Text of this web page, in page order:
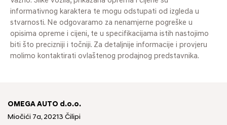
informativnog karaktera te mogu odstupati od izgleda u
stvarnosti. Ne odgovaramo za nenamjerne pogreške u
opisima opreme i cijeni, te u specifikacijama istih nastojimo
biti što precizniji i točniji. Za detaljnije informacije i provjeru
molimo kontaktirati ovlaštenog prodajnog predstavnika.
OMEGA AUTO d.o.o.
Miočići 7a, 20213 Čilipi